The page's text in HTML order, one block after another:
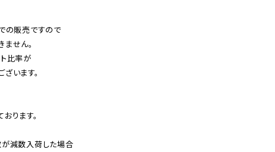
の販売ですので
せん。
比率が
います。
ります。
が減数入荷した場合